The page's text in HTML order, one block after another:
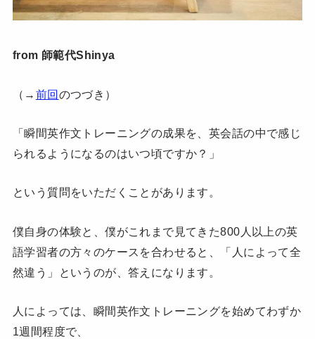
from 師範代Shinya
（→ 前回のつづき）
「瞬間英作文トレーニングの成果を、英会話の中で感じ
られるようになるのはいつ頃ですか？」
という質問をいただくことがあります。
僕自身の体験と、僕がこれまで見てきた800人以上の英
語学習者の方々のケースを合わせると、「人によって全
然違う」というのが、答えになります。
人によっては、瞬間英作文トレーニングを始めてわずか
1週間程度で、